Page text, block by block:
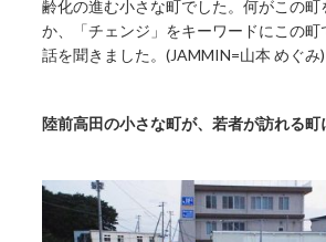
齢化の進む小さな町でした。何がこの町
か、「チェンジ」をキーワードにこの町
話を聞きました。(JAMMIN=山本 めぐみ)
陸前高田の小さな町が、若者が訪れる町